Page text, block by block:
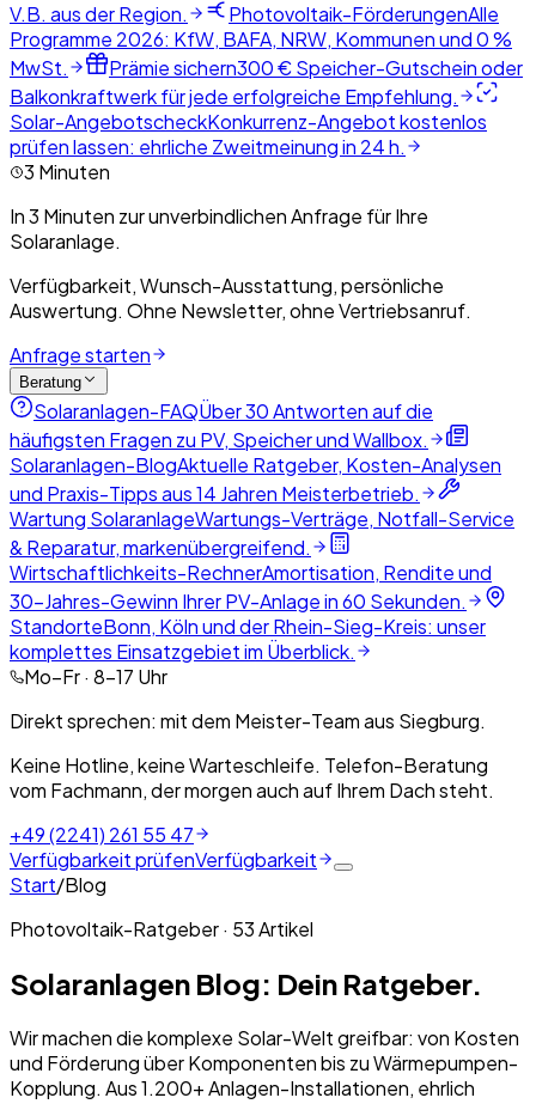
V.B. aus der Region.
Photovoltaik-FörderungenAlle
Programme 2026: KfW, BAFA, NRW, Kommunen und 0 %
MwSt.
Prämie sichern300 € Speicher-Gutschein oder
Balkonkraftwerk für jede erfolgreiche Empfehlung.
Solar-AngebotscheckKonkurrenz-Angebot kostenlos
prüfen lassen: ehrliche Zweitmeinung in 24 h.
3 Minuten
In 3 Minuten zur unverbindlichen Anfrage für Ihre
Solaranlage.
Verfügbarkeit, Wunsch-Ausstattung, persönliche
Auswertung. Ohne Newsletter, ohne Vertriebsanruf.
Anfrage starten
Beratung
Solaranlagen-FAQÜber 30 Antworten auf die
häufigsten Fragen zu PV, Speicher und Wallbox.
Solaranlagen-BlogAktuelle Ratgeber, Kosten-Analysen
und Praxis-Tipps aus 14 Jahren Meisterbetrieb.
Wartung SolaranlageWartungs-Verträge, Notfall-Service
& Reparatur, markenübergreifend.
Wirtschaftlichkeits-RechnerAmortisation, Rendite und
30-Jahres-Gewinn Ihrer PV-Anlage in 60 Sekunden.
StandorteBonn, Köln und der Rhein-Sieg-Kreis: unser
komplettes Einsatzgebiet im Überblick.
Mo–Fr · 8–17 Uhr
Direkt sprechen: mit dem Meister-Team aus Siegburg.
Keine Hotline, keine Warteschleife. Telefon-Beratung
vom Fachmann, der morgen auch auf Ihrem Dach steht.
+49 (2241) 261 55 47
Verfügbarkeit prüfenVerfügbarkeit
Start/Blog
Photovoltaik-Ratgeber · 53Artikel
Solaranlagen Blog: Dein Ratgeber.
Wir machen die komplexe Solar-Welt greifbar: von Kosten
und Förderung über Komponenten bis zu Wärmepumpen-
Kopplung. Aus 1.200+ Anlagen-Installationen, ehrlich